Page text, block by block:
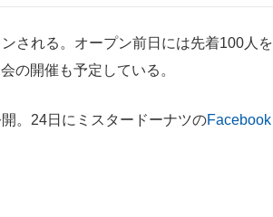
される。オープン前日には先着100人を
の開催も予定している。
。24日にミスタードーナツのFacebook